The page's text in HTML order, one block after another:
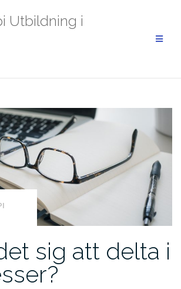
Utbildning i
sig att delta i